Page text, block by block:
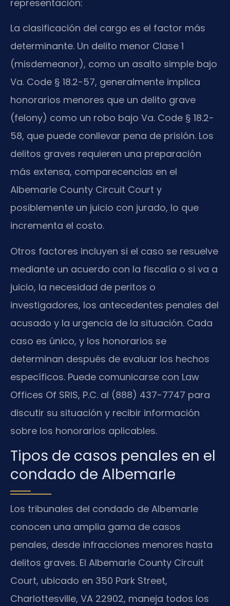
representación:
La clasificación del cargo es el factor más
determinante. Un delito menor Clase 1
(misdemeanor), como un asalto simple bajo
Va. Code § 18.2-57, generalmente implica
honorarios menores que un delito grave
(felony) como un robo bajo Va. Code § 18.2-
58, que puede conllevar pena de prisión. Los
delitos graves requieren una preparación
más extensa, comparecencias en el
Albemarle County Circuit Court y
posiblemente un juicio con jurado, lo que
incrementa el costo.
Otros factores incluyen si el caso se resuelve
mediante un acuerdo con la fiscalía o si va a
juicio, la necesidad de peritos o
investigadores, los antecedentes penales del
acusado y la urgencia de la situación. Cada
caso es único, y los honorarios se
determinan después de evaluar los hechos
específicos. Puede comunicarse con Law
Offices Of SRIS, P.C. al (888) 437-7747 para
discutir su situación y recibir información
sobre los honorarios aplicables.
Tipos de casos penales en el
condado de Albemarle
Los tribunales del condado de Albemarle
conocen una amplia gama de casos
penales, desde infracciones menores hasta
delitos graves. El Albemarle County Circuit
Court, ubicado en 350 Park Street,
Charlottesville, VA 22902, maneja todos los